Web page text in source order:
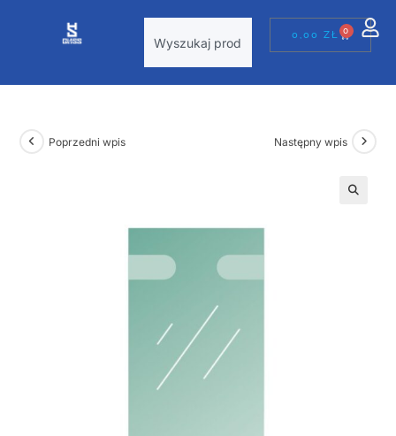
0,00ZŁ 0
Poprzedni wpis Następny wpis